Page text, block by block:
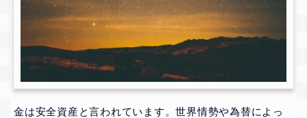
金は安全資産と言われています。世界情勢や為替によっ